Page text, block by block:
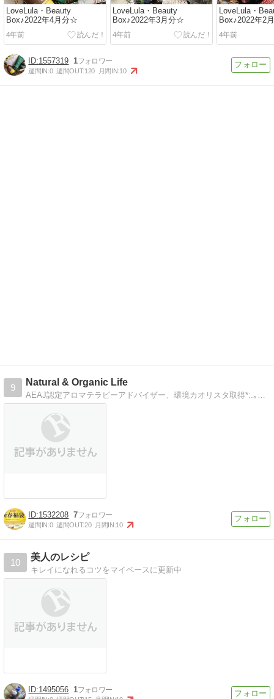
LoveLula・Beauty
Box♪2022年4月分☆
4年前
LoveLula・Beauty
Box♪2022年3月分☆
4年前
LoveLula・
Box♪2022年2
4年前
1557319 1
週間IN:0 週間OUT:120 月間IN:10
9
Natural & Organic Life
AEAJ認定アロマテラピーアドバイザー、環境カオリスタ取得*:.｡人にも地球にも優しい安心して使えるナチュラル＆オーガニックコスメなどをご紹介します｡.:*
1532208 7
週間IN:0 週間OUT:20 月間IN:10
10
美人のレシピ
キレイになれるコツをマイペースに更新中
1495056 1